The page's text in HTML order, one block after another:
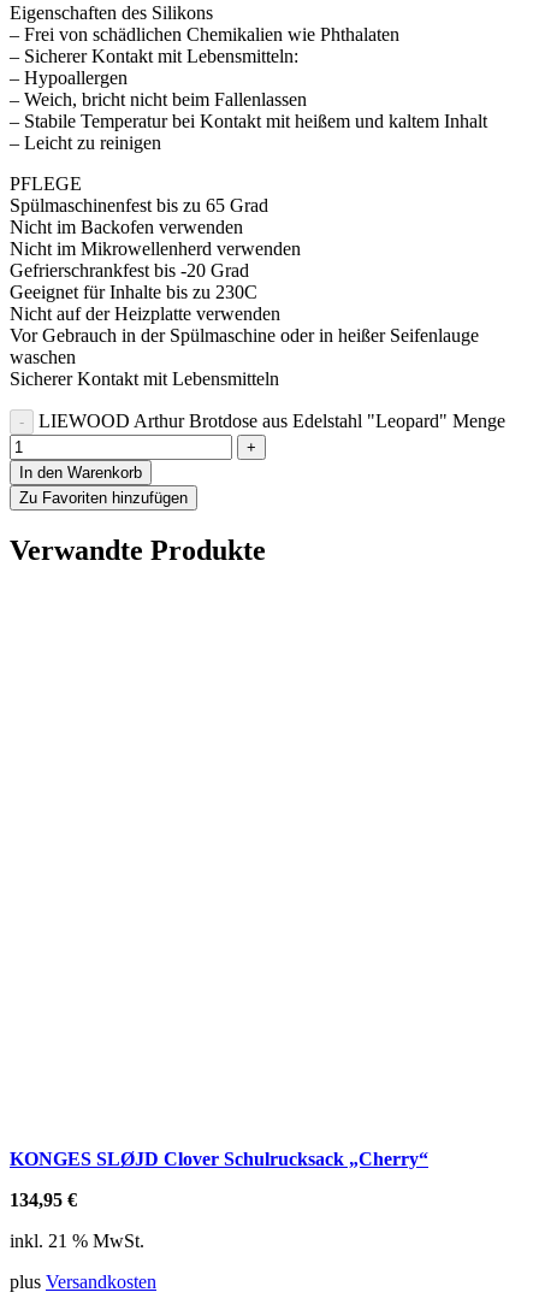
Eigenschaften des Silikons
– Frei von schädlichen Chemikalien wie Phthalaten
– Sicherer Kontakt mit Lebensmitteln:
– Hypoallergen
– Weich, bricht nicht beim Fallenlassen
– Stabile Temperatur bei Kontakt mit heißem und kaltem Inhalt
– Leicht zu reinigen
PFLEGE
Spülmaschinenfest bis zu 65 Grad
Nicht im Backofen verwenden
Nicht im Mikrowellenherd verwenden
Gefrierschrankfest bis -20 Grad
Geeignet für Inhalte bis zu 230C
Nicht auf der Heizplatte verwenden
Vor Gebrauch in der Spülmaschine oder in heißer Seifenlauge
waschen
Sicherer Kontakt mit Lebensmitteln
LIEWOOD Arthur Brotdose aus Edelstahl "Leopard" Menge
In den Warenkorb
Zu Favoriten hinzufügen
Verwandte Produkte
KONGES SLØJD Clover Schulrucksack „Cherry“
134,95 €
inkl. 21 % MwSt.
plus Versandkosten